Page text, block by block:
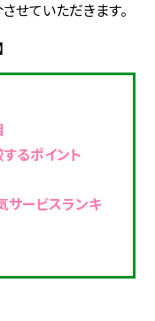
せていただきます。
るポイント
サービスランキ